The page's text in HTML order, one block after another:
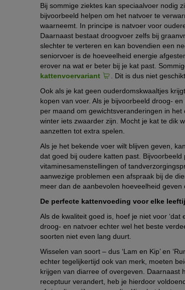
Bij sommige ziektes kan speciaalvoer nodig
bijvoorbeeld helpen om het natvoer te
waarneemt. In principe is natvoer voor
Daarnaast bestaat droogvoer zelfs bij
slechter te verteren en kan bovendien een
seniorvoer is de hoeveelheid energie
erover na wat er beter bij je kat past.
kattenvoervariant
. Dit is dus niet
Ook als je kat geen ouderdomskwaaltjes
kopen van voer. Als je bijvoorbeeld droog-
per maand om gewichtsveranderingen in
winter iets zwaarder zijn. Mocht je kat te dik
aanzetten tot extra spelen.
Als je het bekende voer wilt blijven geven,
dat goed bij oudere katten past.
vitaminesamenstellingen of
aanwezige problemen een afspraak bij de
meer dan de aanbevolen hoeveelheid geven
De perfecte kattenvoeding voor elke
Als de kwaliteit goed is, hoef je niet voor
droog- en natvoer echter wel het beste
soorten niet even lang duurt.
Wisselen van soort – dus ‘Lam en Kip’ en
echter tegelijkertijd ook van merk, moeten
krijgen van diarree of overgeven. Daarnaast
receptuur verandert, heb je hierdoor